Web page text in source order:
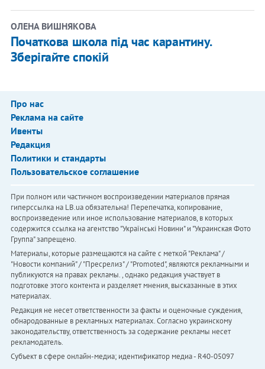
ОЛЕНА ВИШНЯКОВА
Початкова школа під час карантину.
Зберігайте спокій
Про нас
Реклама на сайте
Ивенты
Редакция
Политики и стандарты
Пользовательское соглашение
При полном или частичном воспроизведении материалов прямая
гиперссылка на LB.ua обязательна! Перепечатка, копирование,
воспроизведение или иное использование материалов, в которых
содержится ссылка на агентство "Українськi Новини" и "Украинская Фото
Группа" запрещено.
Материалы, которые размещаются на сайте с меткой "Реклама" /
"Новости компаний" / "Пресрелиз" / "Promoted", являются рекламными и
публикуются на правах рекламы. , однако редакция участвует в
подготовке этого контента и разделяет мнения, высказанные в этих
материалах.
Редакция не несет ответственности за факты и оценочные суждения,
обнародованные в рекламных материалах. Согласно украинскому
законодательству, ответственность за содержание рекламы несет
рекламодатель.
Субъект в сфере онлайн-медиа; идентификатор медиа - R40-05097